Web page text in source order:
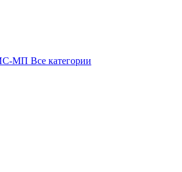
МП Все категории